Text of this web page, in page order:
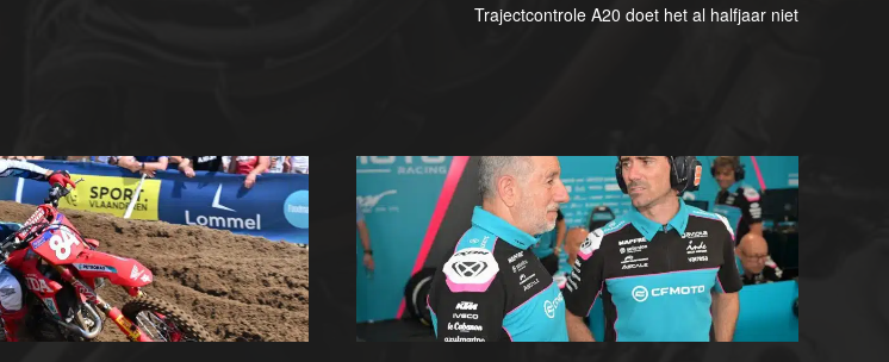
Trajectcontrole A20 doet het al halfjaar niet